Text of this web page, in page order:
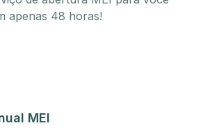
apenas 48 horas!
MEI